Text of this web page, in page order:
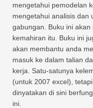
mengetahui pemodelan
mengetahui analisis dan
gabungan. Buku ini
kemahiran itu. Buku ini
akan membantu anda
masuk ke dalam talian
kerja. Satu-satunya
(untuk 2007 excel),
dinyatakan di sini
ini.